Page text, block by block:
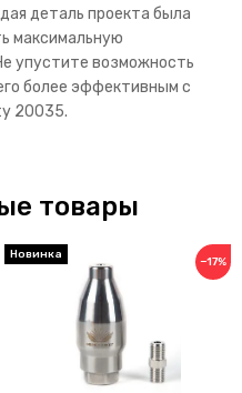
деталь проекта была
максимальную
упустите возможность
более эффективным с
20035.
товары
Новинка
−17%